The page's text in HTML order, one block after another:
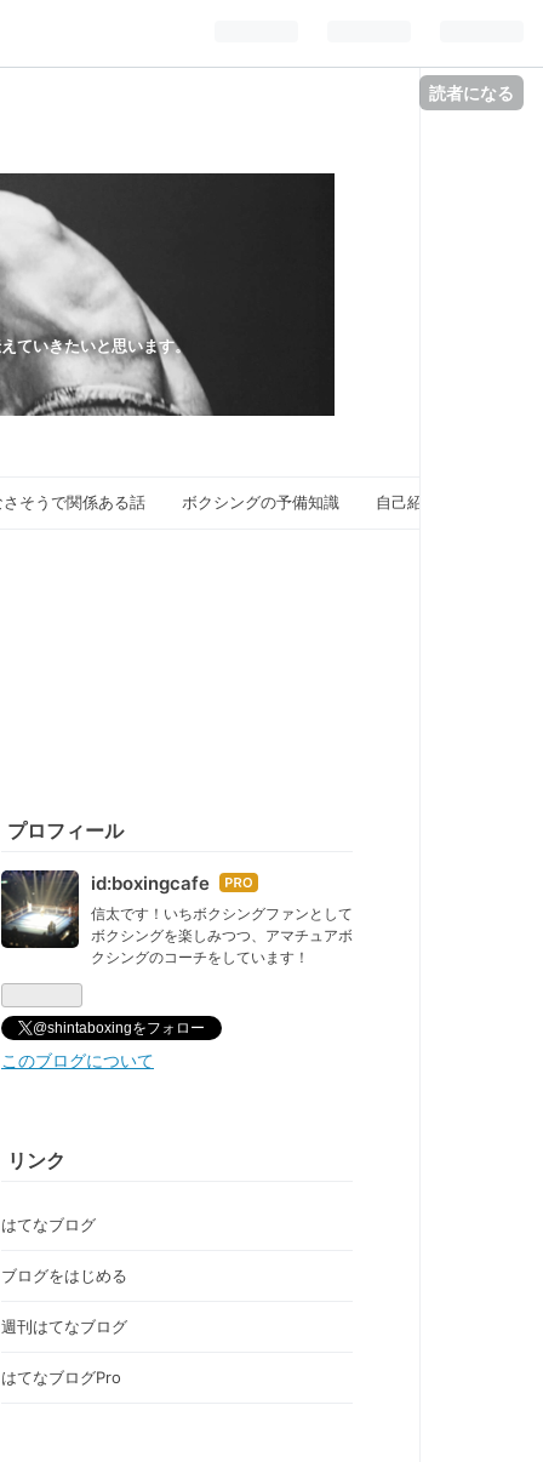
読者になる
ていきたいと思います。
そうで関係ある話 ボクシングの予備知識 自己紹介
プロフィール
id:boxingcafe はて
なブ
ログ
Pro
信太です！いちボクシングファンとして
ボクシングを楽しみつつ、アマチュアボ
クシングのコーチをしています！
@shintaboxingをフォロー
このブログについて
リンク
はてなブログ
ブログをはじめる
週刊はてなブログ
はてなブログPro